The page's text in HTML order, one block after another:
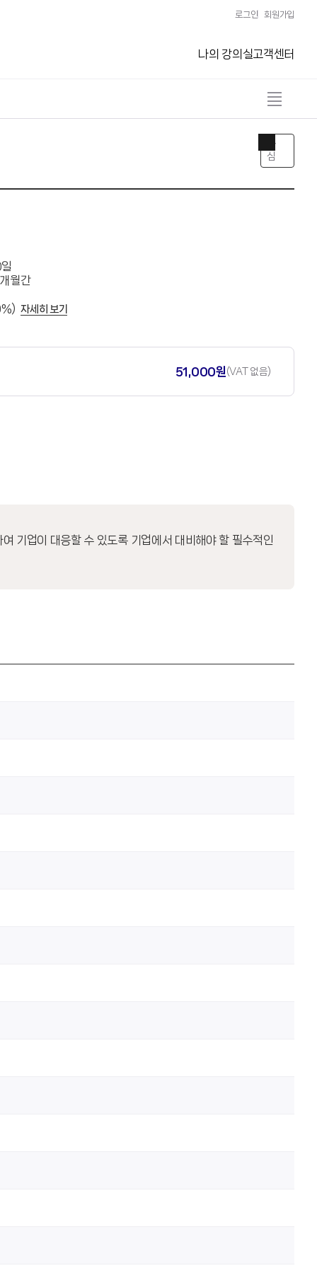
로그인 회원가입
나의 강의실고객센터
전
체
기
열
기
관
심
월간
자세히 보기
51,000원 (VAT 없음)
기업이 대응할 수 있도록 기업에서 대비해야 할 필수적인